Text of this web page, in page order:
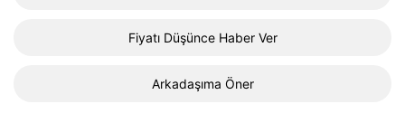
Fiyatı Düşünce Haber Ver
Arkadaşıma Öner